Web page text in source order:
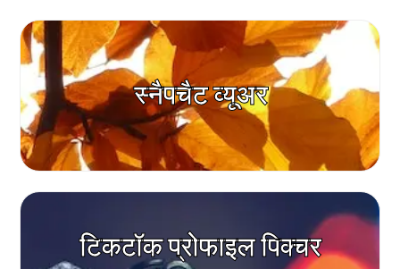
स्नैपचैट व्यूअर
टिकटॉक प्रोफाइल पिक्चर